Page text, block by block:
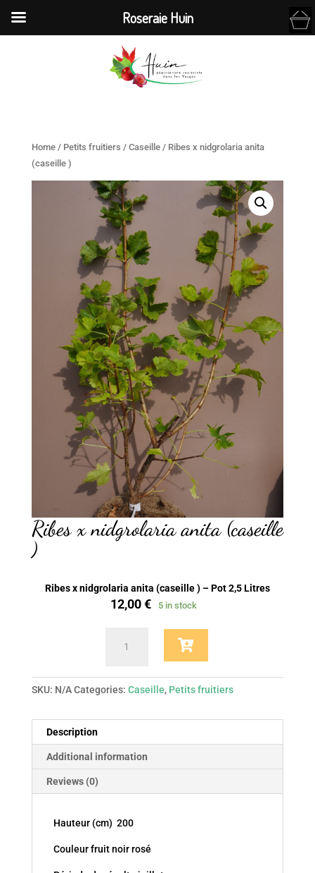
Home/ Petits fruitiers / Caseille/ Ribes x nidgrolaria anita
(caseille )
Ribes x nidgrolaria anita (caseille
)
Ribes x nidgrolaria anita (caseille ) – Pot 2,5 Litres
12,00€ 5 in stock
anita
SKU: N/A Categories: Caseille, Petits fruitiers
Description
Additional information
Reviews (0)
Hauteur (cm) 200
Couleur fruit noir rosé
Roseraie Huin